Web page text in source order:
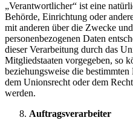
„Verantwortlicher“ ist eine
Behörde, Einrichtung oder
mit anderen über die Zwecke
personenbezogenen Daten
dieser Verarbeitung durch das
Mitgliedstaaten vorgegeben, so
beziehungsweise die
dem Unionsrecht oder dem
werden.
Auftragsverarbeiter